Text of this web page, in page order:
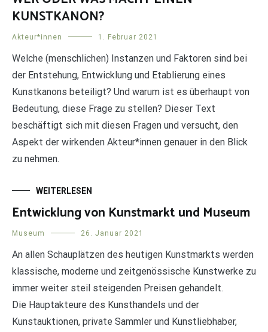
KUNSTKANON?
Akteur*innen 1. Februar 2021
Welche (menschlichen) Instanzen und Faktoren sind bei
der Entstehung, Entwicklung und Etablierung eines
Kunstkanons beteiligt? Und warum ist es überhaupt von
Bedeutung, diese Frage zu stellen? Dieser Text
beschäftigt sich mit diesen Fragen und versucht, den
Aspekt der wirkenden Akteur*innen genauer in den Blick
zu nehmen.
WEITERLESEN
Entwicklung von Kunstmarkt und Museum
Museum 26. Januar 2021
An allen Schauplätzen des heutigen Kunstmarkts werden
klassische, moderne und zeitgenössische Kunstwerke zu
immer weiter steil steigenden Preisen gehandelt.
Die Hauptakteure des Kunsthandels und der
Kunstauktionen, private Sammler und Kunstliebhaber,